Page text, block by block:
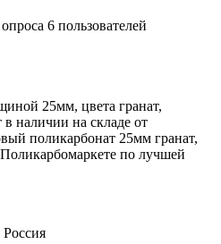
6 пользователей
25мм, цвета гранат,
наличии на складе от
поликарбонат 25мм гранат,
по лучшей